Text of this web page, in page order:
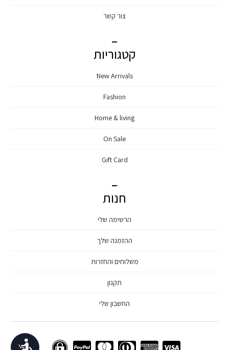
נגישות
צור קשר
קטגוריות
New Arrivals
Fashion
Home & living
On Sale
Gift Card
חנות
הרשימה שלי
ההזמנה שלך
משלוחים והחזרות
תקנון
החשבון שלי